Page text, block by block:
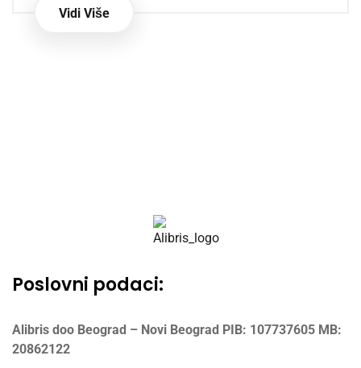
Vidi Više
Poslovni podaci:
Alibris doo Beograd – Novi Beograd PIB: 107737605 MB:
20862122